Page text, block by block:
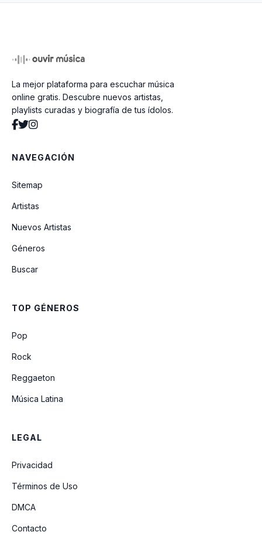
La Culpa
UN DESEO (feat. RaiNao)
La mejor plataforma para escuchar música
online gratis. Descubre nuevos artistas,
playlists curadas y biografía de tus ídolos.
NAVEGACIÓN
Sitemap
Artistas
Nuevos Artistas
Géneros
Buscar
TOP GÉNEROS
Pop
Rock
Reggaeton
Música Latina
LEGAL
Privacidad
Términos de Uso
DMCA
Contacto